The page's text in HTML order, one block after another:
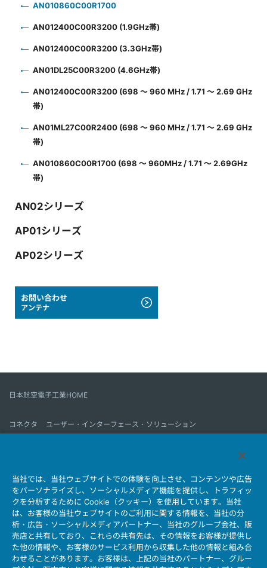
AN010860C00R1700
AN012400C00R3200 (1.9GHz帯)
AN012400C00R3200 (3.3GHz帯)
AN01DL25C00R3200 (4.6GHz帯)
AN012400C00R3200 (698 ～ 960 MHz / 1.71 ～ 2.69 GHz
帯)
AN01ML27C00R2400 (698 ～ 960 MHz / 1.71 ～ 2.69 GHz
帯)
AN010860C00R1700 (698 ～ 960MHz / 1.71 ～ 2.69GHz
帯)
AN02シリーズ
AP01シリーズ
AP02シリーズ
お問い合わせ
アンテナ
日本航空電子工業HOME
コネクタ
ユーザー・インターフェース・ソリューション
会社情報 サステナビリティ IR情報 採用情報
会社情報新着一覧
製品情報新着一覧
サイトマップ お問い合わせ
個人情報保護ポリシー
JAE Cookie Policy
ウェブアクセシビリティ方針
マイナンバー情報保護ポリシー
当社では、当社ウェブサイトでの体験を向上させ、コンテンツや広告
をパーソナライズし、ソーシャルメディア機能を提供し、トラフィッ
クを分析するために Cookie（クッキー）を使用しています。当社
は、お客様の当社ウェブサイトのご利用に関する情報を、当社の分
析・広告・ソーシャルメディアパートナー、当社のグループ会社、販
売店と共有しており、これらの共有先は、その情報をお客様が提供し
た他の情報や、お客様のサービス利用から収集した他の情報と組み合
わせることがあります。お客様は、上記の当社のパートナー、グルー